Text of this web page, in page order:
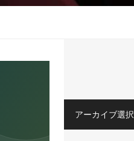
アーカイブ選択